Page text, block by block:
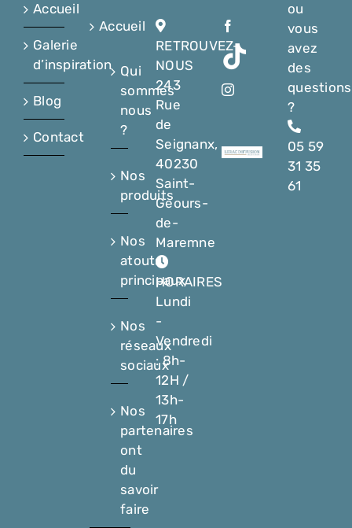
Accueil
Galerie
d’inspiration
Blog
Contact
Accueil
Qui
sommes
nous
?
Nos
produits
Nos
atouts
principaux
Nos
réseaux
sociaux
Nos
partenaires
ont
du
savoir
faire
RETROUVEZ-
NOUS
243
Rue
de
Seignanx,
40230
Saint-
Geours-
de-
Maremne
HORAIRES
Lundi
-
Vendredi
: 8h-
12H /
13h-
17h
ou
vous
avez
des
questions
?
05 59
31 35
61